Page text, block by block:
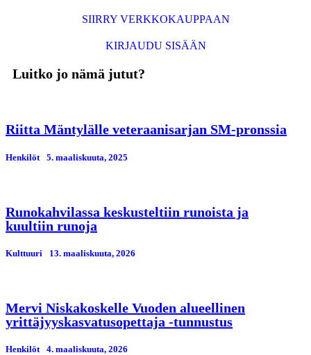
SIIRRY VERKKOKAUPPAAN
KIRJAUDU SISÄÄN
Luitko jo nämä jutut?
Riitta Mäntylälle veteraanisarjan SM-pronssia
Henkilöt 5. maaliskuuta, 2025
Runokahvilassa keskusteltiin runoista ja
kuultiin runoja
Kulttuuri 13. maaliskuuta, 2026
Mervi Niskakoskelle Vuoden alueellinen
yrittäjyyskasvatusopettaja -tunnustus
Henkilöt 4. maaliskuuta, 2026